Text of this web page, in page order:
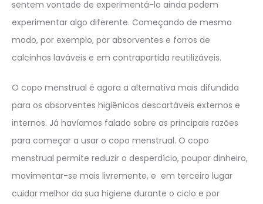
sentem vontade de experimentá-lo ainda podem
experimentar algo diferente. Começando de mesmo
modo, por exemplo, por absorventes e forros de
calcinhas laváveis e em contrapartida reutilizáveis.
O copo menstrual é agora a alternativa mais difundida
para os absorventes higiênicos descartáveis externos e
internos. Já havíamos falado sobre as principais razões
para começar a usar o copo menstrual. O copo
menstrual permite reduzir o desperdício, poupar dinheiro,
movimentar-se mais livremente, e em terceiro lugar
cuidar melhor da sua higiene durante o ciclo e por